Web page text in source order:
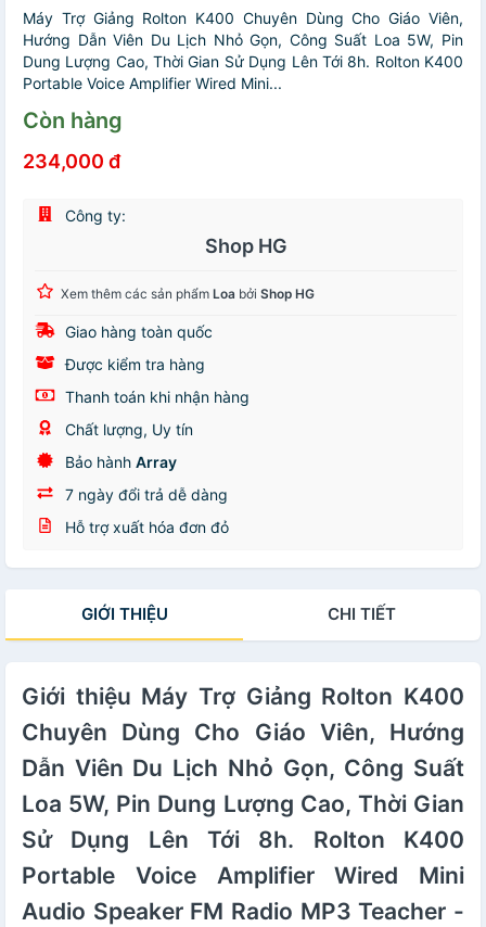
Máy Trợ Giảng Rolton K400 Chuyên Dùng Cho Giáo Viên,
Hướng Dẫn Viên Du Lịch Nhỏ Gọn, Công Suất Loa 5W, Pin
Dung Lượng Cao, Thời Gian Sử Dụng Lên Tới 8h. Rolton K400
Portable Voice Amplifier Wired Mini...
Còn hàng
234,000 đ
Công ty:
Shop HG
Xem thêm các sản phẩm Loa bởi Shop HG
Giao hàng toàn quốc
Được kiểm tra hàng
Thanh toán khi nhận hàng
Chất lượng, Uy tín
Bảo hành Array
7 ngày đổi trả dễ dàng
Hỗ trợ xuất hóa đơn đỏ
GIỚI THIỆU CHI TIẾT
Giới thiệu Máy Trợ Giảng Rolton K400
Chuyên Dùng Cho Giáo Viên, Hướng
Dẫn Viên Du Lịch Nhỏ Gọn, Công Suất
Loa 5W, Pin Dung Lượng Cao, Thời Gian
Sử Dụng Lên Tới 8h. Rolton K400
Portable Voice Amplifier Wired Mini
Audio Speaker FM Radio MP3 Teacher -